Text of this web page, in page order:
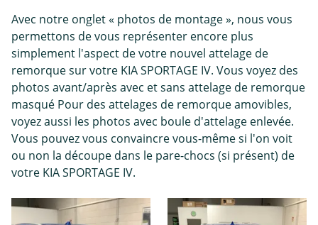
Avec notre onglet « photos de montage », nous vous
permettons de vous représenter encore plus
simplement l'aspect de votre nouvel attelage de
remorque sur votre KIA SPORTAGE IV. Vous voyez des
photos avant/après avec et sans attelage de remorque
masqué Pour des attelages de remorque amovibles,
voyez aussi les photos avec boule d'attelage enlevée.
Vous pouvez vous convaincre vous-même si l'on voit
ou non la découpe dans le pare-chocs (si présent) de
votre KIA SPORTAGE IV.